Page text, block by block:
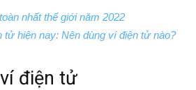
nhất thế giới năm 2022
tử hiện nay: Nên dùng ví điện tử nào?
điện tử